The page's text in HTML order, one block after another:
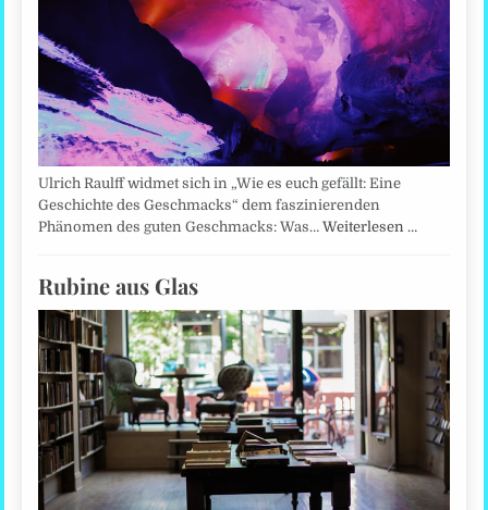
Ulrich Raulff widmet sich in „Wie es euch gefällt: Eine
Geschichte des Geschmacks“ dem faszinierenden
Phänomen des guten Geschmacks: Was…Weiterlesen …
Rubine aus Glas